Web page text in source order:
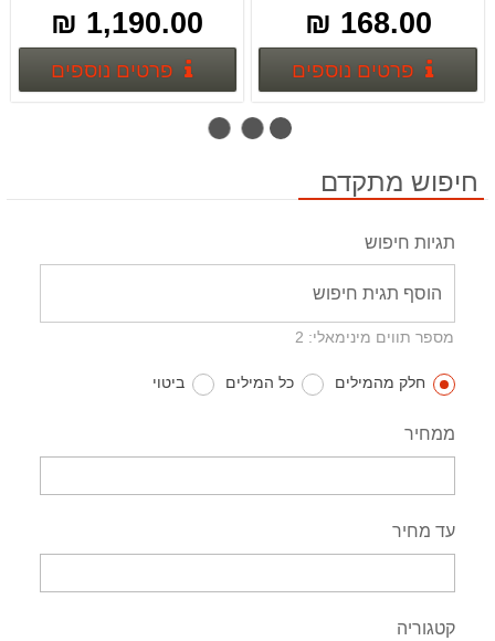
168.00 ₪
פרטים נוספיםפרטים נוספים
1,190.00 ₪
פרטים נוספים
חיפוש מתקדם
תגיות חיפוש
מספר תווים מינימאלי: 2
חלק מהמילים כל המילים ביטוי
ממחיר
עד מחיר
קטגוריה